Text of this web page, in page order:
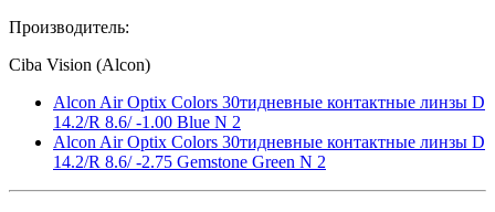
Производитель:
Ciba Vision (Alcon)
Alcon Air Optix Colors 30тидневные контактные линзы D
14.2/R 8.6/ -1.00 Blue N 2
Alcon Air Optix Colors 30тидневные контактные линзы D
14.2/R 8.6/ -2.75 Gemstone Green N 2